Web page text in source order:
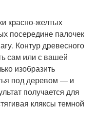
красно-желтых
посередине палочек
Контур древесного
сам или с вашей
изобразить
под деревом — и
получается для
кляксы темной